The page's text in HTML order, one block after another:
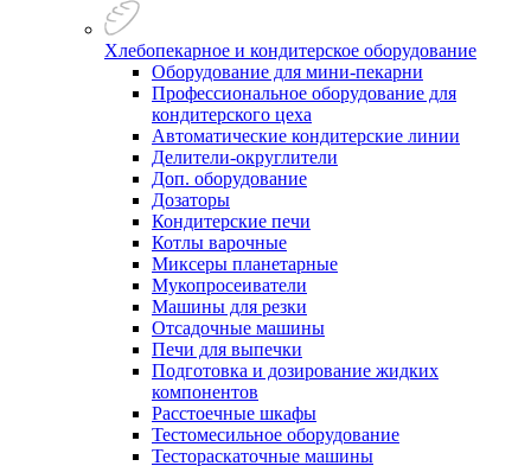
Хлебопекарное и кондитерское оборудование
Оборудование для мини-пекарни
Профессиональное оборудование для
кондитерского цеха
Автоматические кондитерские линии
Делители-округлители
Доп. оборудование
Дозаторы
Кондитерские печи
Котлы варочные
Миксеры планетарные
Мукопросеиватели
Машины для резки
Отсадочные машины
Печи для выпечки
Подготовка и дозирование жидких
компонентов
Расстоечные шкафы
Тестомесильное оборудование
Тестораскаточные машины